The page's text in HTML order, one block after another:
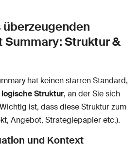
Summary: Struktur &
hat keinen starren Standard,
Struktur, an der Sie sich
ist, dass diese Struktur zum
Angebot, Strategiepapier etc.).
und Kontext